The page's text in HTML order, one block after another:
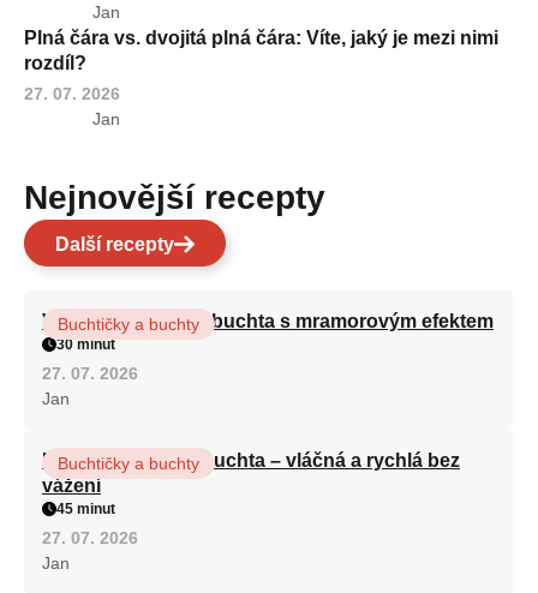
Jan
Plná čára vs. dvojitá plná čára: Víte, jaký je mezi nimi
rozdíl?
27. 07. 2026
Jan
Nejnovější recepty
Další recepty
Vláčná olejová litá buchta s mramorovým efektem
Buchtičky a buchty
30 minut
27. 07. 2026
Jan
Hrnková maková buchta – vláčná a rychlá bez
vážení
Buchtičky a buchty
45 minut
27. 07. 2026
Jan